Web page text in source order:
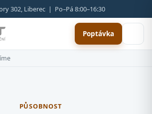
302, Liberec | Po–Pá 8:00–16:30
Poptávka
PŮSOBNOST